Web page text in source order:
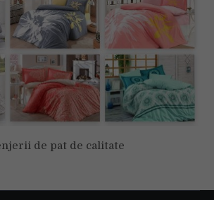
de pat de calitate
cookie-urile pe care le folosim sau să